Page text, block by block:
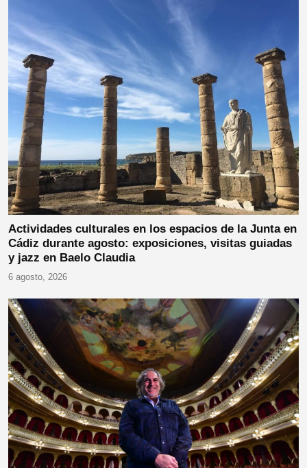
Actividades culturales en los espacios de la Junta en
Cádiz durante agosto: exposiciones, visitas guiadas
y jazz en Baelo Claudia
6 agosto, 2026